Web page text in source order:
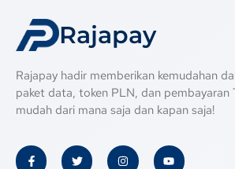
Rajapay
Rajapay hadir memberikan kemudahan
paket data, token PLN, dan pembayaran
mudah dari mana saja dan kapan saja!